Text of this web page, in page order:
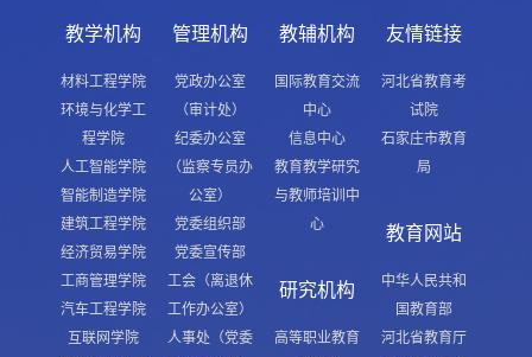
教学机构
材料工程学院
环境与化学工
程学院
人工智能学院
智能制造学院
建筑工程学院
经济贸易学院
工商管理学院
汽车工程学院
互联网学院
管理机构
党政办公室
（审计处）
纪委办公室
（监察专员办
公室）
党委组织部
党委宣传部
工会（离退休
工作办公室）
人事处（党委
教辅机构
国际教育交流
中心
信息中心
教育教学研究
与教师培训中
心
研究机构
高等职业教育
友情链接
河北省教育考
试院
石家庄市教育
局
教育网站
中华人民共和
国教育部
河北省教育厅